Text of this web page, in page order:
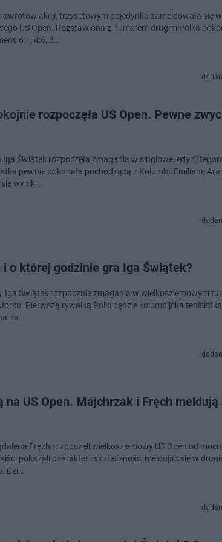
zwrotów akcji, trzysetowym pojedynku zameldowała się
US Open. Rozstawiona z numerem drugim Polka
6:1, 4:6, 6…
rozpoczęła US Open. Pewne
Iga Świątek rozpoczęła zmagania w singlowej edycji
pewnie pokonała pochodzącą z Kolumbii Emilianę
wynik…
i o której godzinie gra Iga Świątek?
Iga Świątek rozpocznie zmagania w wielkoszlemowym
Pierwszą rywalką Polki będzie kolumbijska
na …
na US Open. Majchrzak i Fręch meldują
Fręch rozpoczęli wielkoszlemowy US Open od
pokazali charakter i skuteczność, meldując się w
Dzi…